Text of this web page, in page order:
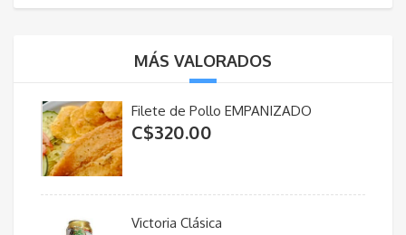
MÁS VALORADOS
Filete de Pollo EMPANIZADO
C$320.00
Victoria Clásica